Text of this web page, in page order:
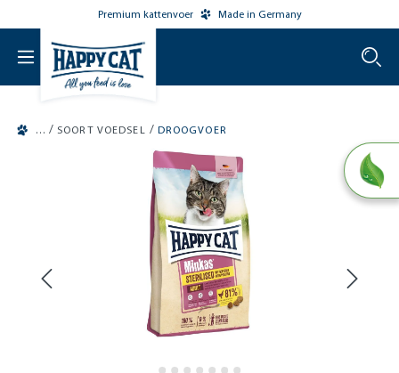
Premium kattenvoer Made in Germany
/ SOORT VOEDSEL / DROOGVOER